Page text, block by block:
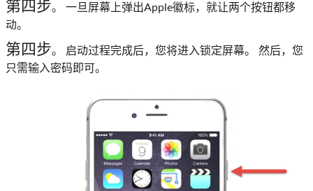
第四步。 一旦屏幕上弹出Apple徽标，就让两个按钮都移
动。
第四步。 启动过程完成后，您将进入锁定屏幕。 然后，您
只需输入密码即可。